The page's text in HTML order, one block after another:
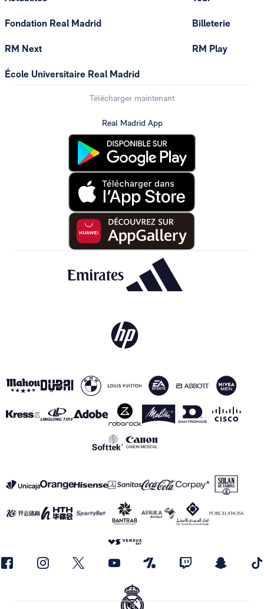
Fondation Real Madrid
RM Next
École Universitaire Real Madrid
Billeterie
RM Play
Télécharger maintenant
Real Madrid App